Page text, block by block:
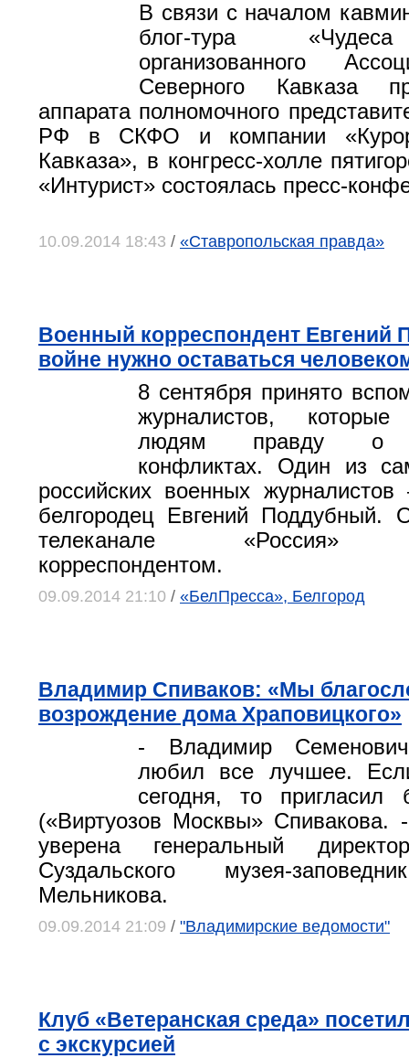
В связи с началом
блог-тура
организованного
Северного Кавказа
аппарата полномочного
РФ в СКФО и компании
Кавказа», в конгресс-холле
«Интурист» состоялась пресс-
10.09.2014 18:43 / «Ставропольская правда»
Военный корреспондент Евгений
войне нужно оставаться
8 сентября принято
журналистов, которые
людям правду о
конфликтах. Один из
российских военных
белгородец Евгений Поддубный.
телеканале «Россия»
корреспондентом.
09.09.2014 21:10 / «БелПресса», Белгород
Владимир Спиваков: «Мы
возрождение дома Храповицкого»
- Владимир
любил все лучшее.
сегодня, то
(«Виртуозов Москвы»
уверена генеральный
Суздальского музея-
Мельникова.
09.09.2014 21:09 / "Владимирские ведомости"
Клуб «Ветеранская среда»
с экскурсией